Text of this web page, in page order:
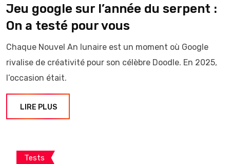
Jeu google sur l’année du serpent :
On a testé pour vous
Chaque Nouvel An lunaire est un moment où Google
rivalise de créativité pour son célèbre Doodle. En 2025,
l’occasion était.
LIRE PLUS
Tests